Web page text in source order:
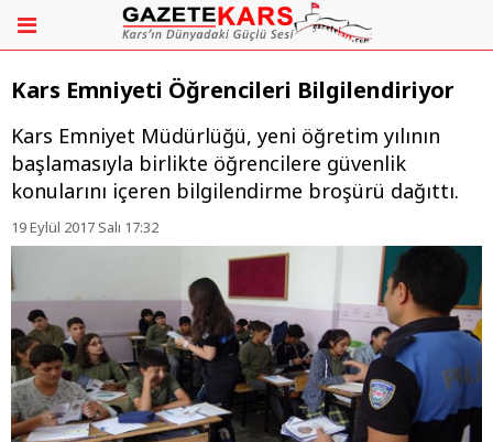
Kars Emniyeti Öğrencileri Bilgilendiriyor
Kars Emniyet Müdürlüğü, yeni öğretim yılının
başlamasıyla birlikte öğrencilere güvenlik
konularını içeren bilgilendirme broşürü dağıttı.
19 Eylül 2017 Salı 17:32